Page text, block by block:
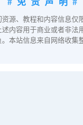
源、教程和内容信息仅
述内容用于商业或者非法
。本站信息来自网络收集